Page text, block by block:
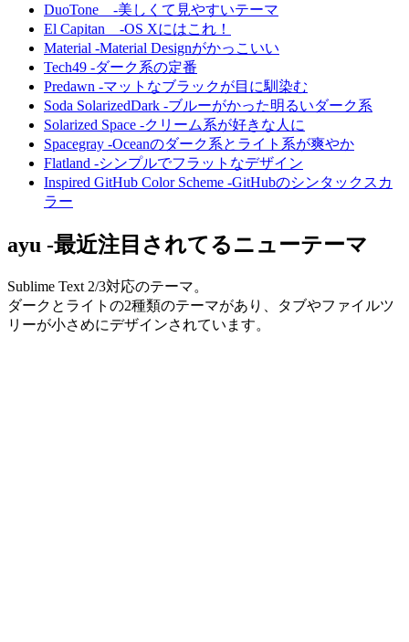
DuoTone -美しくて見やすいテーマ
El Capitan -OS Xにはこれ！
Material -Material Designがかっこいい
Tech49 -ダーク系の定番
Predawn -マットなブラックが目に馴染む
Soda SolarizedDark -ブルーがかった明るいダーク系
Solarized Space -クリーム系が好きな人に
Spacegray -Oceanのダーク系とライト系が爽やか
Flatland -シンプルでフラットなデザイン
Inspired Git​Hub Color Scheme -GitHubのシンタックスカ
ラー
ayu -最近注目されてるニューテーマ
Sublime Text 2/3対応のテーマ。
ダークとライトの2種類のテーマがあり、タブやファイルツ
リーが小さめにデザインされています。